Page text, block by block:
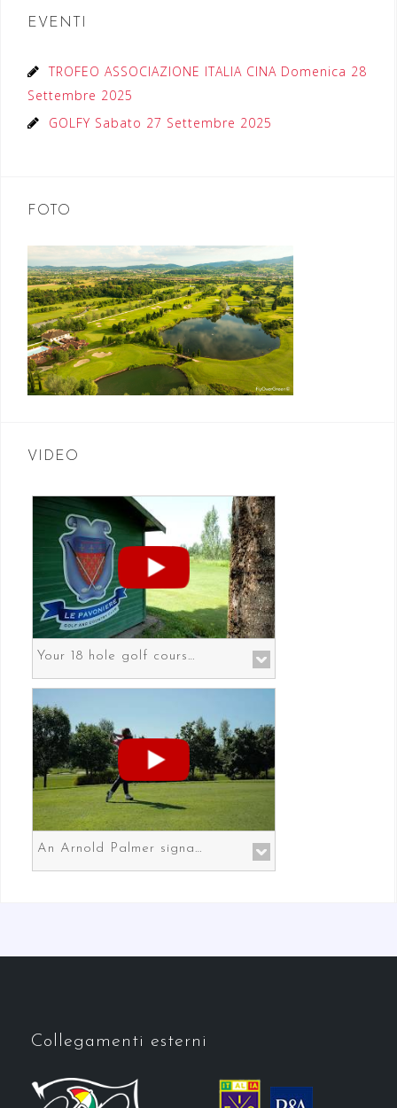
EVENTI
TROFEO ASSOCIAZIONE ITALIA CINA Domenica 28
Settembre 2025
GOLFY Sabato 27 Settembre 2025
FOTO
VIDEO
Your 18 hole golf course in Prato the gateway to Florence
An Arnold Palmer signature course in Prato the gateway to Florence
Collegamenti esterni